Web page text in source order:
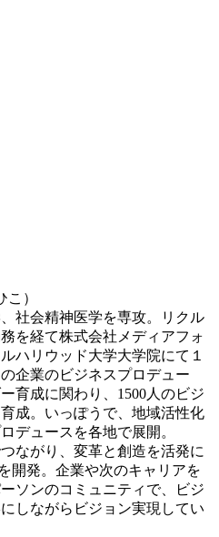
）
社会精神医学を専攻。リクル
を経て株式会社メディアフォ
ハリウッド大学大学院にて１
企業のビジネスプロデュー
育成に関わり、1500人のビジ
成。いっぽうで、地域活性化
デュースを各地で展開。
ながり、変革と創造を活発に
開発。企業や次のキャリアを
ソンのコミュニティで、ビジ
しながらビジョン実現してい